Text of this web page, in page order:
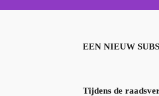
EEN NIEUW
Tijdens de